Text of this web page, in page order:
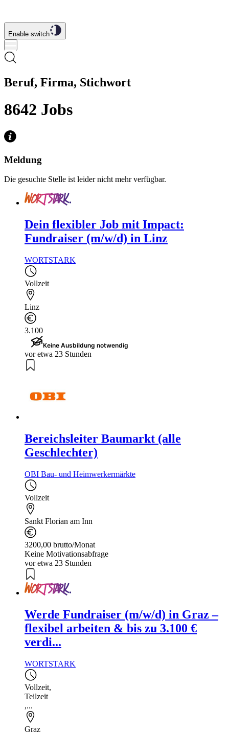
Enable switch
Beruf, Firma, Stichwort
8642 Jobs
Meldung
Die gesuchte Stelle ist leider nicht mehr verfügbar.
Dein flexibler Job mit Impact:
Fundraiser (m/w/d) in Linz
WORTSTARK
Vollzeit
Linz
3.100
Keine Ausbildung notwendig
vor etwa 23 Stunden
Bereichsleiter Baumarkt (alle
Geschlechter)
OBI Bau- und Heimwerkermärkte
Vollzeit
Sankt Florian am Inn
3200,00 brutto/Monat
Keine Motivationsabfrage
vor etwa 23 Stunden
Werde Fundraiser (m/w/d) in Graz –
flexibel arbeiten & bis zu 3.100 €
verdi...
WORTSTARK
Vollzeit,
Teilzeit
,...
Graz